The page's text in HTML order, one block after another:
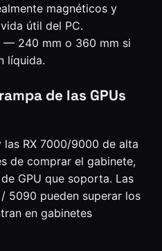
magnéticos y
útil del PC.
— 240 mm o 360 mm si
líquida.
de las GPUs
las RX 7000/9000 de alta
de comprar el gabinete,
GPU que soporta. Las
5090 pueden superar los
en gabinetes